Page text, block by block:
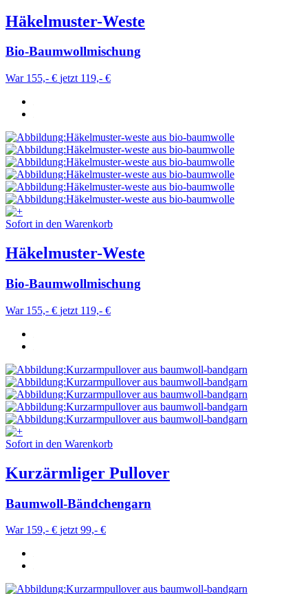
Häkelmuster-Weste
Bio-Baumwollmischung
War 155,- € jetzt 119,- €
Sofort in den Warenkorb
Häkelmuster-Weste
Bio-Baumwollmischung
War 155,- € jetzt 119,- €
Sofort in den Warenkorb
Kurzärmliger Pullover
Baumwoll-Bändchengarn
War 159,- € jetzt 99,- €